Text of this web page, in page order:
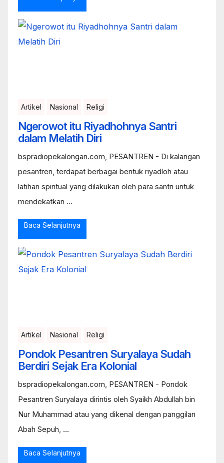
Artikel Nasional Religi
Ngerowot itu Riyadhohnya Santri
dalam Melatih Diri
bspradiopekalongan.com, PESANTREN - Di kalangan
pesantren, terdapat berbagai bentuk riyadloh atau
latihan spiritual yang dilakukan oleh para santri untuk
mendekatkan ...
Baca Selanjutnya
Artikel Nasional Religi
Pondok Pesantren Suryalaya Sudah
Berdiri Sejak Era Kolonial
bspradiopekalongan.com, PESANTREN - Pondok
Pesantren Suryalaya dirintis oleh Syaikh Abdullah bin
Nur Muhammad atau yang dikenal dengan panggilan
Abah Sepuh, ...
Baca Selanjutnya